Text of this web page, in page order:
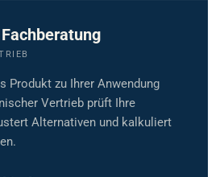
Produkt zu Ihrer Anwendung
Vertrieb prüft Ihre
Alternativen und kalkuliert